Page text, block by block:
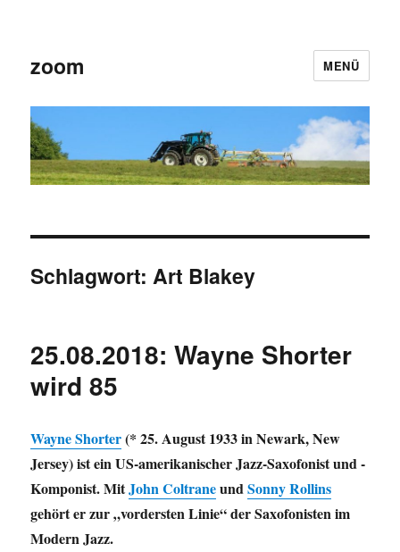
zoom MENÜ
Schlagwort:Art Blakey
25.08.2018: Wayne Shorter
wird 85
Wayne Shorter(* 25. August 1933 in Newark, New
Jersey) ist ein US-amerikanischer Jazz-Saxofonist und -
Komponist. MitJohn ColtraneundSonny Rollins
gehört er zur „vordersten Linie“ der Saxofonisten im
Modern Jazz.